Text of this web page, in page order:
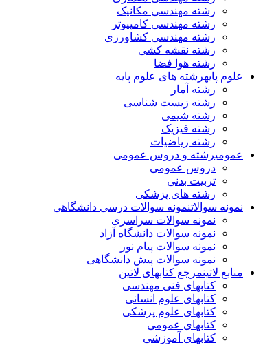
رشته مهندسی مکانیک
رشته مهندسی کامپیوتر
رشته مهندسی کشاورزی
رشته نقشه کشی
رشته هوا فضا
علوم پایهرشته های علوم پایه
رشته آمار
رشته زیست شناسی
رشته شیمی
رشته فیزیک
رشته ریاضیات
عمومیرشته و دروس عمومی
دروس عمومی
تربیت بدنی
رشته های پزشکی
نمونه سوالاتنمونه سوالات درسی دانشگاهی
نمونه سوالات سراسری
نمونه سوالات دانشگاه آزاد
نمونه سوالات پیام نور
نمونه سوالات پیش دانشگاهی
منابع لاتینمرجع کتابهای لاتین
کتابهای فنی مهندسی
کتابهای علوم انسانی
کتابهای علوم پزشکی
کتابهای عمومی
کتابهای آموزشی